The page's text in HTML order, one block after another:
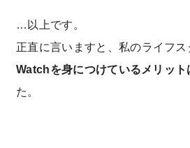
…以上です。
正直に言いますと、私のライフス
Watchを身につけているメリット
た。